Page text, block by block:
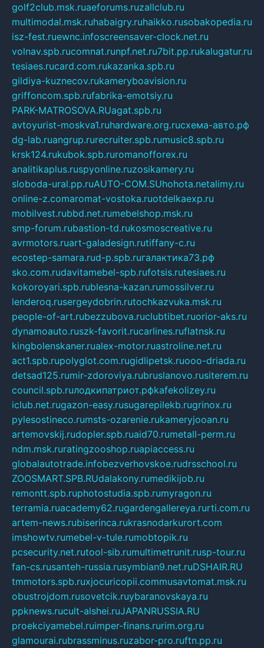
golf2club.msk.ruaeforums.ruzallclub.ru
multimodal.msk.ruhabaigry.ruhaikko.rusobakopedia.ru
isz-fest.ruewnc.infoscreensaver-clock.net.ru
volnav.spb.rucomnat.runpf.net.ru7bit.pp.rukalugatur.ru
tesiaes.rucard.com.rukazanka.spb.ru
gildiya-kuznecov.rukameryboavision.ru
griffoncom.spb.rufabrika-emotsiy.ru
PARK-MATROSOVA.RUagat.spb.ru
avtoyurist-moskva1.ruhardware.org.ruсхема-авто.рф
dg-lab.ruangrup.rurecruiter.spb.rumusic8.spb.ru
krsk124.rukubok.spb.ruromanofforex.ru
analitikaplus.ruspyonline.ruzosikamery.ru
sloboda-ural.pp.ruAUTO-COM.SUhohota.netalimy.ru
online-z.comaromat-vostoka.ruotdelkaexp.ru
mobilvest.rubbd.net.rumebelshop.msk.ru
smp-forum.rubastion-td.rukosmoscreative.ru
avrmotors.ruart-galadesign.rutiffany-c.ru
ecostep-samara.rud-p.spb.ruгалактика73.рф
sko.com.rudavitamebel-spb.rufotsis.rutesiaes.ru
kokoroyari.spb.rublesna-kazan.rumossilver.ru
lenderoq.rusergeydobrin.rutochkazvuka.msk.ru
people-of-art.rubezzubova.ruclubtibet.ruorior-aks.ru
dynamoauto.ruszk-favorit.rucarlines.ruflatnsk.ru
kingbolenskaner.rualex-motor.ruastroline.net.ru
act1.spb.rupolyglot.com.rugidlipetsk.ruooo-driada.ru
detsad125.rumir-zdoroviya.rubruslanovo.rusiterem.ru
council.spb.ruлодкипатриот.рфkafekolizey.ru
iclub.net.rugazon-easy.rusugarepilekb.rugrinox.ru
pylesostineco.rumsts-ozarenie.rukameryjooan.ru
artemovskij.rudopler.spb.ruaid70.rumetall-perm.ru
ndm.msk.ruratingzooshop.ruapiaccess.ru
globalautotrade.infobezverhovskoe.rudrsschool.ru
ZOOSMART.SPB.RUdalakony.rumedikijob.ru
remontt.spb.ruphotostudia.spb.rumyragon.ru
terramia.ruacademy62.rugardengallereya.rurti.com.ru
artem-news.rubiserinca.rukrasnodarkurort.com
imshowtv.rumebel-v-tule.rumobtopik.ru
pcsecurity.net.rutool-sib.rumultimetrunit.rusp-tour.ru
fan-cs.rusanteh-russia.rusymbian9.net.ruDSHAIR.RU
tmmotors.spb.ruxjocuricopii.commusavtomat.msk.ru
obustrojdom.rusovetcik.ruybaranovskaya.ru
ppknews.rucult-alshei.ruJAPANRUSSIA.RU
proekciyamebel.ruimper-finans.rurim.org.ru
glamourai.rubrassminus.ruzabor-pro.ruftn.pp.ru